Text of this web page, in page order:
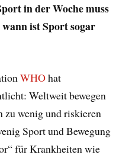
in der Woche muss
wann ist Sport sogar
WHOhat
Weltweit bewegen
zu wenig und riskieren
Sport und Bewegung
für Krankheiten wie